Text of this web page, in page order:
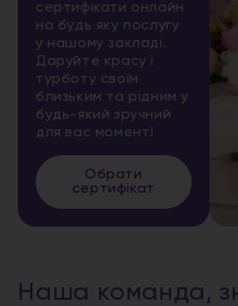
сертифікати онлайн
на будь яку послугу
у нашому закладі.
Даруйте красу і
турботу своїм
близьким та рідним у
будь-який зручний
для вас момент!
Обрати
сертифікат
Наша команда,